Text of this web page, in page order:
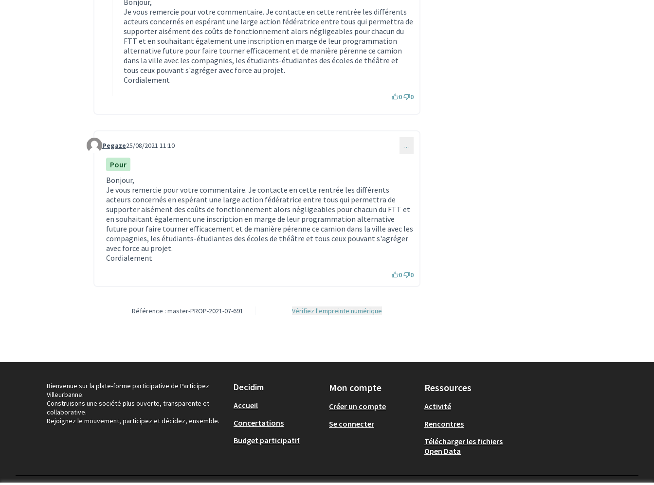
Je vous remercie pour votre commentaire. Je contacte en cette rentrée les différents
acteurs concernés en espérant une large action fédératrice entre tous qui permettra de
supporter aisément des coûts de fonctionnement alors négligeables pour chacun du
FTT et en souhaitant également une inscription en marge de leur programmation
alternative future pour faire tourner efficacement et de manière pérenne ce camion
dans la ville avec les compagnies, les étudiants-étudiantes des écoles de théâtre et
tous ceux pouvant s'agréger avec force au projet.
Cordialement
0 0
Commentaire 1052
Pegaze25/08/2021 11:10 …
Pour
Bonjour,
Je vous remercie pour votre commentaire. Je contacte en cette rentrée les différents
acteurs concernés en espérant une large action fédératrice entre tous qui permettra de
supporter aisément des coûts de fonctionnement alors négligeables pour chacun du FTT et
en souhaitant également une inscription en marge de leur programmation alternative
future pour faire tourner efficacement et de manière pérenne ce camion dans la ville avec les
compagnies, les étudiants-étudiantes des écoles de théâtre et tous ceux pouvant s'agréger
avec force au projet.
Cordialement
0 0
Référence : master-PROP-2021-07-691 Vérifiez l'empreinte numérique
Bienvenue sur la plate-forme participative de Participez
Villeurbanne.
Construisons une société plus ouverte, transparente et
collaborative.
Rejoignez le mouvement, participez et décidez, ensemble.
Decidim
Accueil
Concertations
Budget participatif
Mon compte
Créer un compte
Se connecter
Ressources
Activité
Rencontres
Télécharger les fichiers
Open Data